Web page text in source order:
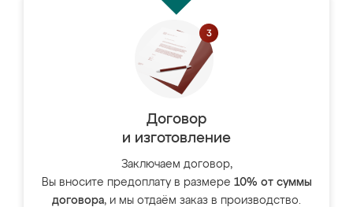
Договор
и изготовление
Заключаем договор,
Вы вносите предоплату в размере 10% от суммы
договора, и мы отдаём заказ в производство.